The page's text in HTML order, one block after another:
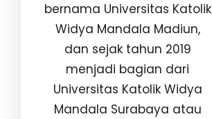
bernama Universitas Katolik
Widya Mandala Madiun,
dan sejak tahun 2019
menjadi bagian dari
Universitas Katolik Widya
Mandala Surabaya atau